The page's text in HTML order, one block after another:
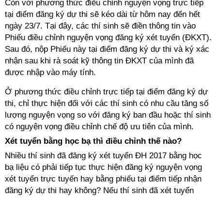
Còn với phương thức điều chỉnh nguyện vọng trực tiếp
tại điểm đăng ký dự thi sẽ kéo dài từ hôm nay đến hết
ngày 23/7. Tại đây, các thí sinh sẽ điền thông tin vào
Phiếu điều chỉnh nguyện vọng đăng ký xét tuyển (ĐKXT).
Sau đó, nộp Phiếu này tại điểm đăng ký dự thi và ký xác
nhận sau khi rà soát kỹ thông tin ĐKXT của mình đã
được nhập vào máy tính.
Ở phương thức điều chỉnh trực tiếp tại điểm đăng ký dự
thi, chỉ thực hiện đối với các thí sinh có nhu cầu tăng số
lượng nguyện vọng so với đăng ký ban đầu hoặc thí sinh
có nguyện vọng điều chỉnh chế độ ưu tiên của mình.
Xét tuyển bằng học bạ thì điều chỉnh thế nào?
Nhiều thí sinh đã đăng ký xét tuyển ĐH 2017 bằng học
bạ liệu có phải tiếp tục thực hiện đăng ký nguyện vọng
xét tuyển trực tuyến hay bằng phiếu tại điểm tiếp nhận
đăng ký dự thi hay không? Nếu thí sinh đã xét tuyển